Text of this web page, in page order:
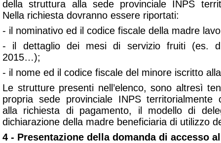
della struttura alla sede provinciale INPS
Nella richiesta dovranno essere riportati:
- il nominativo ed il codice fiscale della madre
- il dettaglio dei mesi di servizio fruiti (es.
2015…);
- il nome ed il codice fiscale del minore iscritto
Le strutture presenti nell’elenco, sono altresì
propria sede provinciale INPS territorialmente
alla richiesta di pagamento, il modello di
dichiarazione della madre beneficiaria di utilizzo
4 - Presentazione della domanda di accesso